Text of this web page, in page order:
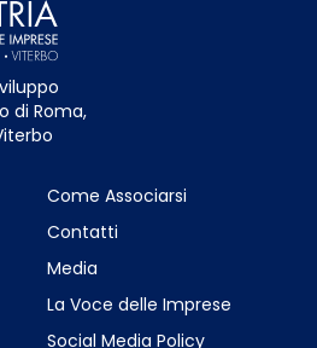
di Roma,
Come Associarsi
Contatti
Media
La Voce delle Imprese
Social Media Policy